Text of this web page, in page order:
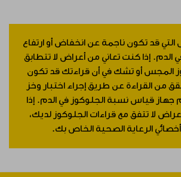
قد تكون ناجمة عن انخفاض أو ارتفاع
إذا كنت تعاني من أعراض لا تتطابق
المجس أو تشك في أن قراءتك قد تكون
القراءة عن طريق إجراء اختبار وخز
قياس نسبة الجلوكوز في الدم. إذا
لا تتفق مع قراءات الجلوكوز لديك،
الرعاية الصحية الخاص بك.